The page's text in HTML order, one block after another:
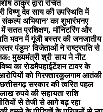
ठाकुर द्वारा रचित
विष्णु देव साय की उपस्थिति में
अभियान’ का शुभारंभनए
सतत प्रशिक्षण, मॉनिटरिंग और
भवन में गूंजी बस्तर की जनजातीय
पंडुम’ विजेताओं ने राष्ट्रपति से
मुख्यमंत्री श्री साय ने नीट
का रोडमैपहाईटेंशन टावर के
को गिरफ्तारकुलगाम आतंकी
सरकार की त्वरित पहल
रुपये की सहायता राशि
से तेजी से आगे बढ़ रहा